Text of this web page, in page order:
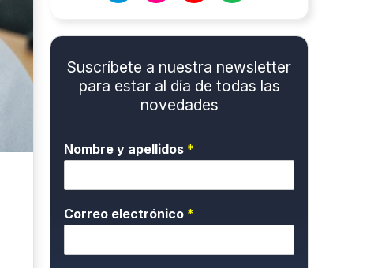
Suscríbete a nuestra newsletter
para estar al día de todas las
novedades
Nombre y apellidos *
Correo electrónico *